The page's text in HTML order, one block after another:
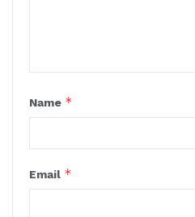
Name *
Email *